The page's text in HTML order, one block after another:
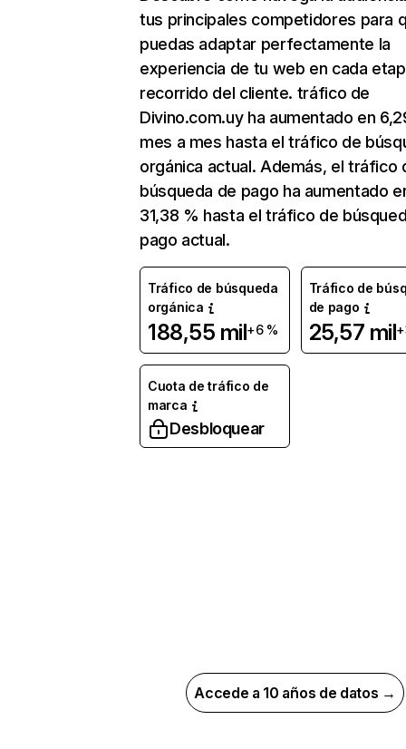
tus principales competidores para
puedas adaptar perfectamente la
experiencia de tu web en cada
recorrido del cliente. tráfico de
Divino.com.uy ha aumentado en
mes a mes hasta el tráfico de
orgánica actual. Además, el tráfico
búsqueda de pago ha aumentado
31,38 % hasta el tráfico de
pago actual.
Tráfico de búsqueda
orgánica
188,55 mil+6 %
Tráfico de
de pago
25,57 mil
Cuota de tráfico de
marca
Desbloquear
Accede a 10 años de datos →